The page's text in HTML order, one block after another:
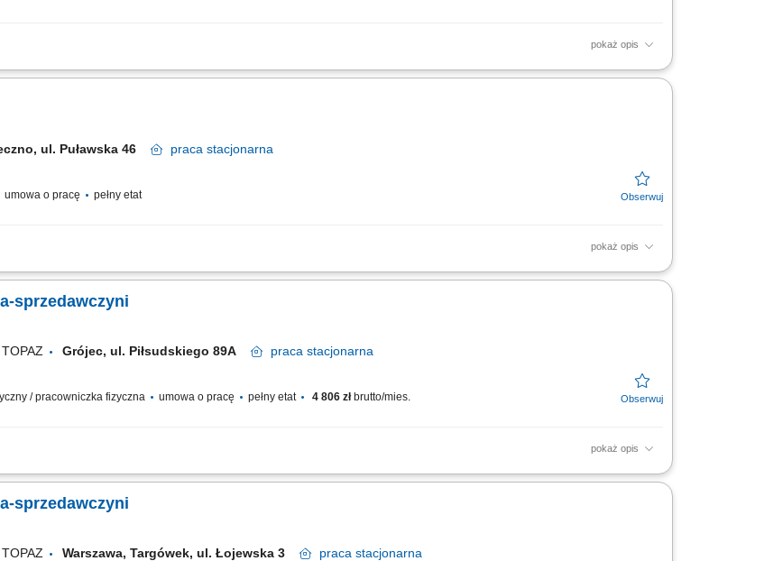
pokaż opis
kasowym. Realizacja płatności, zwrotów oraz obsługa reklamacji zgodnie z obowiązującymi procedurami. Wystawianie
ul. Puławska 46 praca stacjonarna
umowa o pracę pełny etat
pokaż opis
i wypełnij ankietę (około 2 minuty). Po pozytywnej weryfikacji porozmawiaj telefonicznie z rekruterem. Spotkaj się z
sprzedawczyni
Grójec, ul. Piłsudskiego 89A praca stacjonarna
/ pracowniczka fizyczna umowa o pracę pełny etat 4 806 złbrutto/mies.
pokaż opis
obsługi Klientów zgodnie ze standardami sieci Topaz obsługa kasy fiskalnej dbałość o właściwą ekspozycję
sprzedawczyni
Warszawa, Targówek, ul. Łojewska 3 praca stacjonarna